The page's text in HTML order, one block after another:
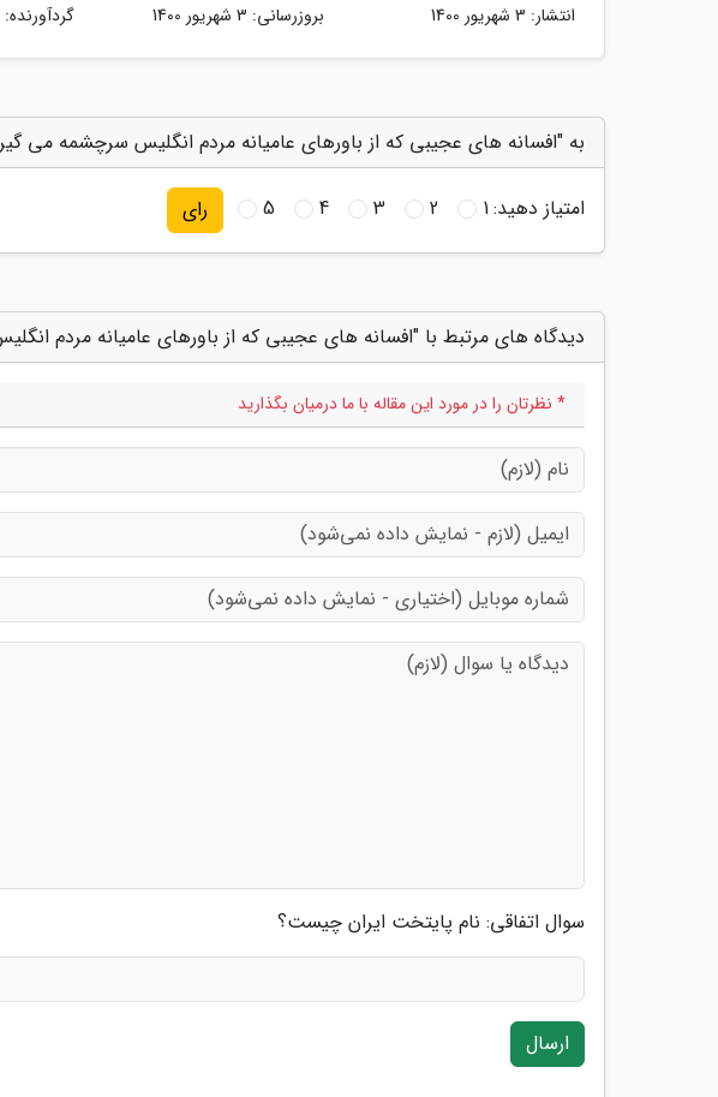
انتشار: 3 شهریور 1400 بروزرسانی: 3 شهریور 1400 گردآورنده:
به "افسانه های عجیبی که از باورهای عامیانه مردم انگلیس سرچشمه می
امتیاز دهید:1
2
3
4
5 رای
دیدگاه های مرتبط با "افسانه های عجیبی که از باورهای عامیانه مردم
* نظرتان را در مورد این مقاله با ما درمیان بگذارید
سوال اتفاقی: نام پایتخت ایران چیست؟
ارسال